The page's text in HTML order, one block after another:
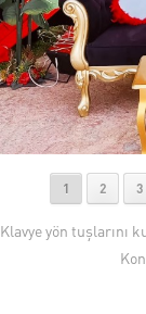
1 2 3
Klavye yön tuşlarını